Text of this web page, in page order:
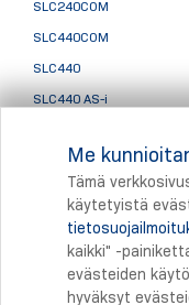
SLC240COM
SLC440COM
SLC440
SLC440 AS-i
Valoverhojen
Tulostus
Me
Tämä
käytetyistä
kaikki" -
evästeiden
hyväksyt